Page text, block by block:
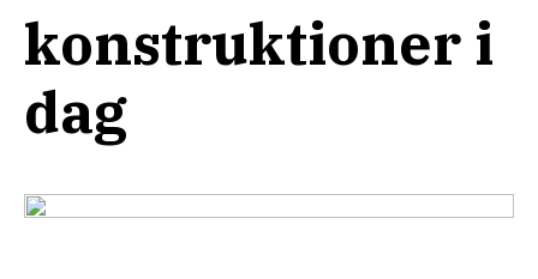
konstruktioner i
dag